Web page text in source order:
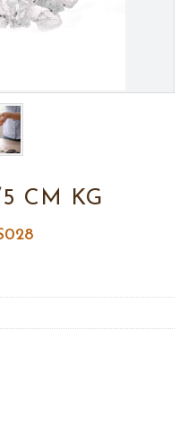
CM KG